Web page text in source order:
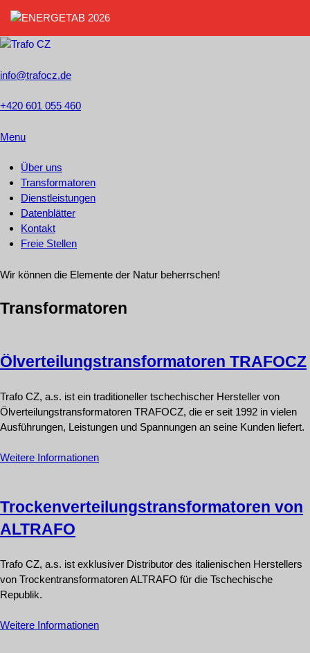
info@trafocz.de
+420 601 055 460
Menu
Über uns
Transformatoren
Dienstleistungen
Datenblätter
Kontakt
Freie Stellen
Wir können die Elemente der Natur beherrschen!
Transformatoren
Ölverteilungstransformatoren TRAFOCZ
Trafo CZ, a.s. ist ein traditioneller tschechischer Hersteller von
Ölverteilungstransformatoren TRAFOCZ, die er seit 1992 in vielen
Ausführungen, Leistungen und Spannungen an seine Kunden liefert.
Weitere Informationen
Trockenverteilungstransformatoren von
ALTRAFO
Trafo CZ, a.s. ist exklusiver Distributor des italienischen Herstellers
von Trockentransformatoren ALTRAFO für die Tschechische
Republik.
Weitere Informationen